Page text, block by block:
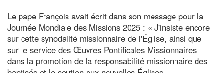
Le pape François avait écrit dans son message pour la
Journée Mondiale des Missions 2025 : « J'insiste encore
sur cette synodalité missionnaire de l'Église, ainsi que
sur le service des Œuvres Pontificales Missionnaires
dans la promotion de la responsabilité missionnaire des